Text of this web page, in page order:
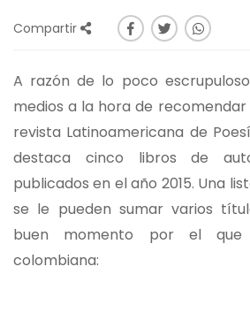
Compartir
A razón de lo poco
medios a la hora de
revista Latinoamericana de
destaca cinco libros de
publicados en el año 2015. Una
se le pueden sumar varios
buen momento por el
colombiana: